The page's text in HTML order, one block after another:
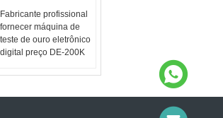
Fabricante profissional
fornecer máquina de
teste de ouro eletrônico